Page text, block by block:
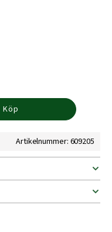
Köp
Artikelnummer: 609205